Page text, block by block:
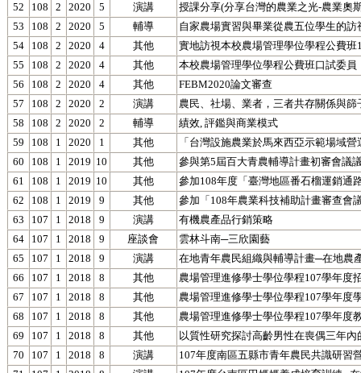
52
108 2 2020 5 演講
授課分享(分享台灣的農業之光-農業奧
53
108 2 2020 5 輔導
自家農場實習與畢業從農五位學生的訪
54
108 2 2020 4 其他
實地訪視本校農場管理學位學程公費班
55
108 2 2020 4 其他
本校農場管理學位學程公費班口試委員
56
108 2 2020 4 其他
FEBM2020論文審查
57
108 2 2020 2 演講
農民、社場、業者，三者共存關係與篩
58
108 2 2020 2 輔導
績效, 評鑑與商業模式
59
108 1 2020 1 其他
「台灣設施農業於馬來西亞示範場域
60
108 1 2019 10 其他
參與第5屆百大青農輔導計畫初審會議
61
108 1 2019 10 其他
參加108年度「臺灣地區番石榴運銷通
62
108 1 2019 9 其他
參加「108年農業科技補助計畫審查會
63
107 1 2018 9 演講
有機農產品行銷策略
64
107 1 2018 9 座談會
雲林斗南─三欣園藝
65
107 1 2018 9 演講
在地青年農民組織與輔導計畫─在地農
66
107 1 2018 8 其他
農場管理進修學士學位學程107學年度
67
107 1 2018 8 其他
農場管理進修學士學位學程107學年度
68
107 1 2018 8 其他
農場管理進修學士學位學程107學年度
69
107 1 2018 8 其他
以質性研究探討高齡男性在喪偶三年內
70
107 1 2018 8 演講
107年度南區五縣市青年農民共識研習